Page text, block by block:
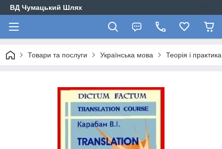
ВД Чумацький Шлях
Товари та послуги Українська мова Теорія і